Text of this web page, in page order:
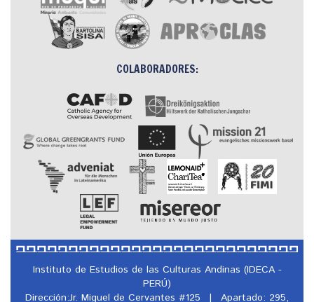
COLABORADORES:
Instituto de Estudios de las Culturas Andinas (IDECA -
PERÚ)
Dirección:Jr. Miguel de Cervantes #125
| Apartado: 295,